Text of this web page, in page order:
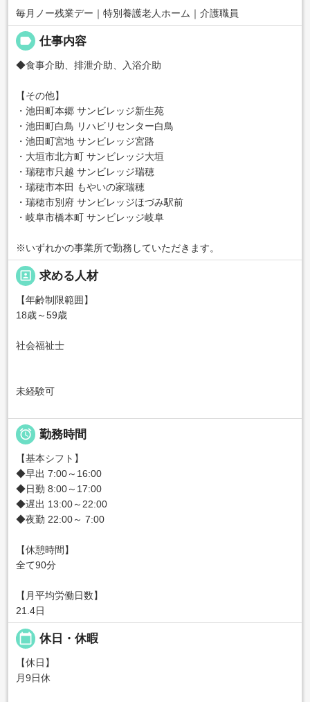
毎月ノー残業デー｜特別養護老人ホーム｜介護職員
label 仕事内容
◆食事介助、排泄介助、入浴介助
【その他】
・池田町本郷 サンビレッジ新生苑
・池田町白鳥 リハビリセンター白鳥
・池田町宮地 サンビレッジ宮路
・大垣市北方町 サンビレッジ大垣
・瑞穂市只越 サンビレッジ瑞穂
・瑞穂市本田 もやいの家瑞穂
・瑞穂市別府 サンビレッジほづみ駅前
・岐阜市橋本町 サンビレッジ岐阜
※いずれかの事業所で勤務していただきます。
portrait 求める人材
【年齢制限範囲】
18歳～59歳
社会福祉士
未経験可
 勤務時間
【基本シフト】
◆早出 7:00～16:00
◆日勤 8:00～17:00
◆遅出 13:00～22:00
◆夜勤 22:00～ 7:00
【休憩時間】
全て90分
【月平均労働日数】
21.4日
calendar_today 休日・休暇
【休日】
月9日休